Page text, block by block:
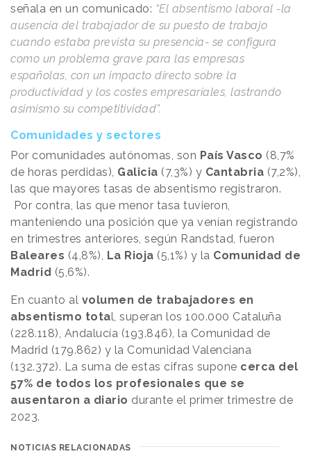
señala en un comunicado: “El absentismo laboral -la
ausencia del trabajador de su puesto de trabajo
cuando estaba prevista su presencia- se configura
como un problema grave para las empresas
españolas, con un impacto directo sobre la
productividad y los costes empresariales, lastrando
asimismo su competitividad”.
Comunidades y sectores
Por comunidades autónomas, son País Vasco (8,7%
de horas perdidas), Galicia (7,3%) y Cantabria (7,2%),
las que mayores tasas de absentismo registraron.
Por contra, las que menor tasa tuvieron,
manteniendo una posición que ya venían registrando
en trimestres anteriores, según Randstad, fueron
Baleares (4,8%), La Rioja (5,1%) y la Comunidad de
Madrid (5,6%).
En cuanto al volumen de trabajadores en
absentismo total, superan los 100.000 Cataluña
(228.118), Andalucía (193.846), la Comunidad de
Madrid (179.862) y la Comunidad Valenciana
(132.372). La suma de estas cifras supone cerca del
57% de todos los profesionales que se
ausentaron a diario durante el primer trimestre de
2023.
NOTICIAS RELACIONADAS